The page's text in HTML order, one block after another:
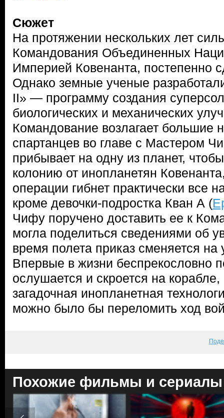
Сюжет
На протяжении нескольких лет
Командования Объединенных
Империей Ковенанта, постепенно
Однако земные ученые
II» — программу создания
биологических и механических
Командование возлагает большие
спартанцев во главе с Мастером
прибывает на одну из планет,
колонию от инопланетян
операции гибнет практически все
кроме девочки-подростка Кван А (
Чифу поручено доставить ее к
могла поделиться сведениями об
время полета приказ сменяется на
Впервые в жизни беспрекословно
ослушается и скроется на
загадочная инопланетная
можно было бы переломить ход
Похожие фильмы и сериалы